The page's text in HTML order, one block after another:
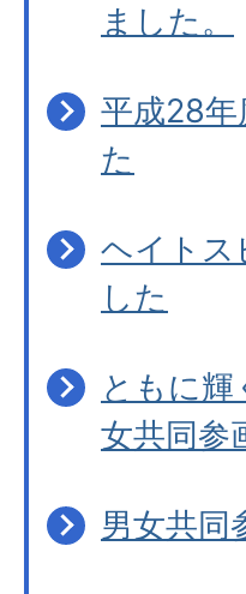
ました。
平成28
た
ヘイトス
した
ともに
女共同参
男女共同